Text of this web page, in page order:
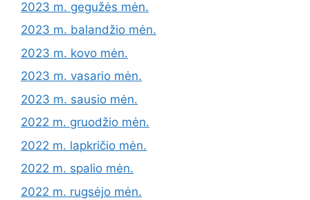
2023 m. gegužės mėn.
2023 m. balandžio mėn.
2023 m. kovo mėn.
2023 m. vasario mėn.
2023 m. sausio mėn.
2022 m. gruodžio mėn.
2022 m. lapkričio mėn.
2022 m. spalio mėn.
2022 m. rugsėjo mėn.